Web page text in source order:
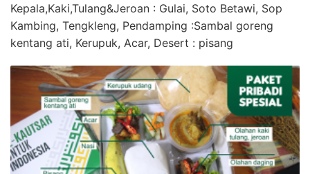
Kepala,Kaki,Tulang&Jeroan : Gulai, Soto Betawi, Sop
Kambing, Tengkleng, Pendamping :Sambal goreng
kentang ati, Kerupuk, Acar, Desert : pisang